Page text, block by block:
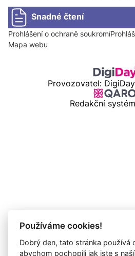
Snadné čtení
Prohlášení o ochraně soukromí
Mapa webu
Provozovatel:
Redakční
Používáme cookies!
Dobrý den, tato stránka používá
abychom pochopili jak jste s